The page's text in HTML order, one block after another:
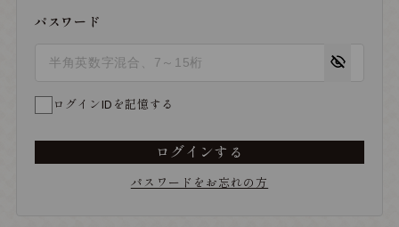
パスワード
ログインIDを記憶する
ログインする
パスワードをお忘れの方